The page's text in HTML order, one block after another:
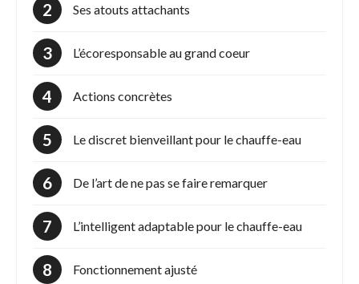
Ses atouts attachants
L’écoresponsable au grand coeur
Actions concrètes
Le discret bienveillant pour le chauffe-eau
De l’art de ne pas se faire remarquer
L’intelligent adaptable pour le chauffe-eau
Fonctionnement ajusté